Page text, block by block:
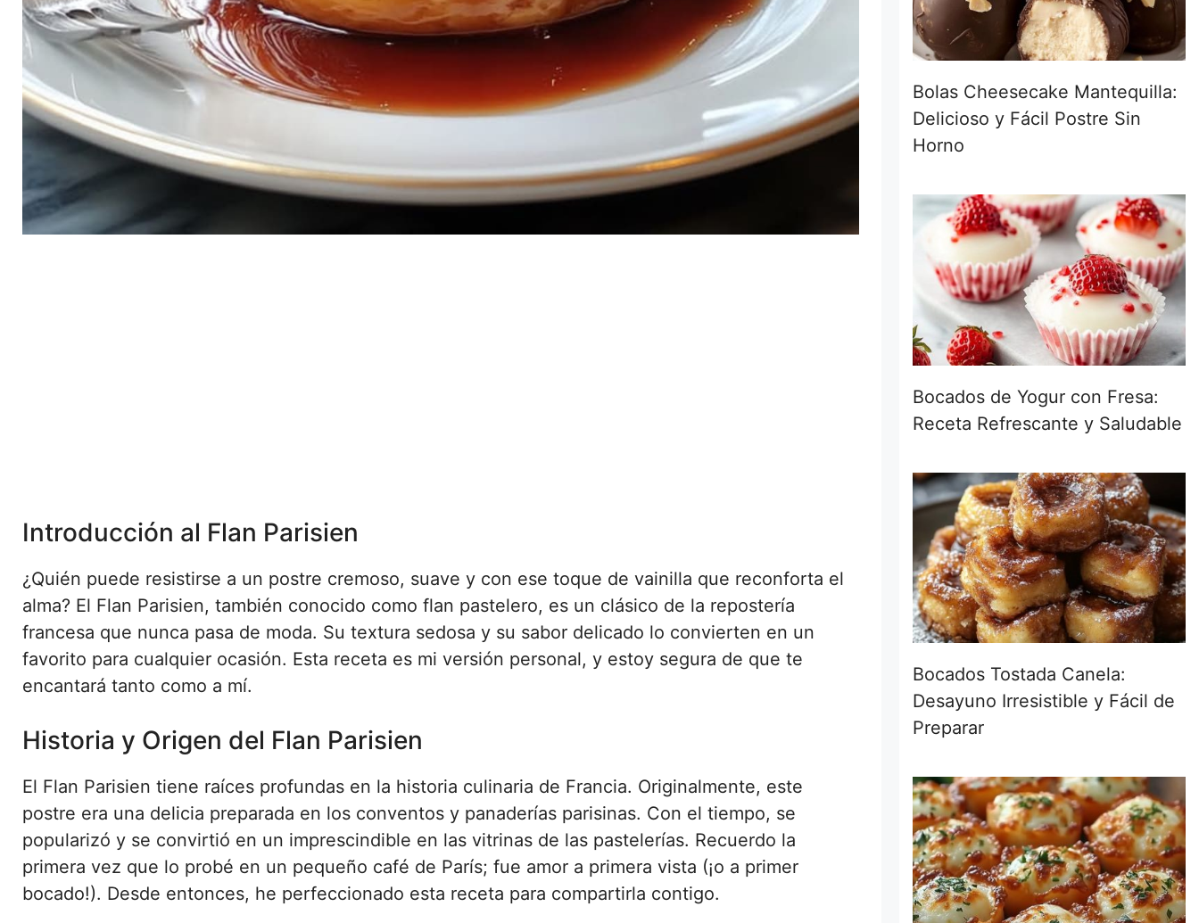
Introducción al Flan Parisien
¿Quién puede resistirse a un postre cremoso, suave y con ese toque de vainilla que reconforta el
alma? El Flan Parisien, también conocido como flan pastelero, es un clásico de la repostería
francesa que nunca pasa de moda. Su textura sedosa y su sabor delicado lo convierten en un
favorito para cualquier ocasión. Esta receta es mi versión personal, y estoy segura de que te
encantará tanto como a mí.
Historia y Origen del Flan Parisien
El Flan Parisien tiene raíces profundas en la historia culinaria de Francia. Originalmente, este
postre era una delicia preparada en los conventos y panaderías parisinas. Con el tiempo, se
popularizó y se convirtió en un imprescindible en las vitrinas de las pastelerías. Recuerdo la
primera vez que lo probé en un pequeño café de París; fue amor a primera vista (¡o a primer
bocado!). Desde entonces, he perfeccionado esta receta para compartirla contigo.
Bolas Cheesecake Mantequilla:
Delicioso y Fácil Postre Sin
Horno
Bocados de Yogur con Fresa:
Receta Refrescante y Saludable
Bocados Tostada Canela:
Desayuno Irresistible y Fácil de
Preparar